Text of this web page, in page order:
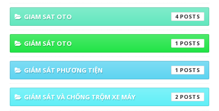
GIAM SAT OTO 4
GIÁM SÁT OTO 1
GIÁM SÁT PHƯƠNG TIỆN 1
GIÁM SÁT VÀ CHỐNG TRỘM XE MÁY 2